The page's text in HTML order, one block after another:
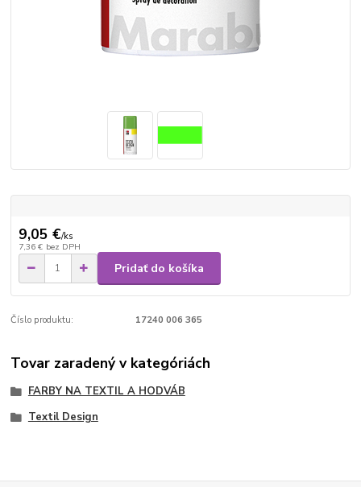
9,05 €/ks
7,36 € bez DPH
Pridať do košíka
Číslo produktu: 17240 006 365
Tovar zaradený v kategóriách
FARBY NA TEXTIL A HODVÁB
Textil Design